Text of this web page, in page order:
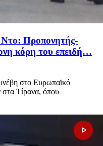
Προπονητής-
κόρη του επειδή…
στο Ευρωπαϊκό
Τίρανα, όπου